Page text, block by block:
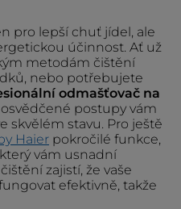
pro lepší chuť jídel, ale
účinnost. Ať už
metodám čištění
nebo potřebujete
odmašťovač na
osvědčené postupy vám
stavu. Pro ještě
Haier pokročilé funkce,
vám usnadní
zajistí, že vaše
efektivně, takže